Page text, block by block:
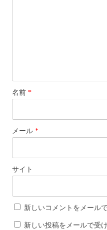
名前 *
メール *
サイト
新しいコメントをメール
新しい投稿をメールで受